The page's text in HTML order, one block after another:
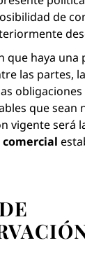
de
que haya una
las partes,
que sean
vigente será